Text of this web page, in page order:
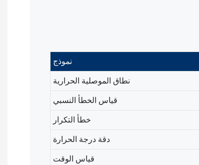
نموذج
نطاق الموصلية الحرارية
قياس الخطأ النسبي
خطأ التكرار
دقة درجة الحرارة
قياس الوقت